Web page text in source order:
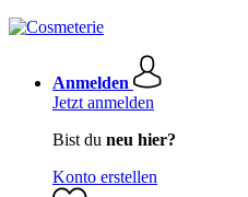
Anmelden
Jetzt anmelden
Bist du neu hier?
Konto erstellen